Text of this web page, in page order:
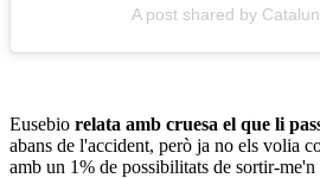
A post shared by
Eusebio relata amb cruesa el que li
abans de l'accident, però ja no els volia
amb un 1% de possibilitats de sortir-